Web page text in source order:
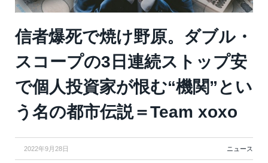
信者爆死で焼け野原。ダブル・
スコープの3日連続ストップ安
で個人投資家が恨む“機関”とい
う名の都市伝説＝Team xoxo
2022年9月28日 ニュース